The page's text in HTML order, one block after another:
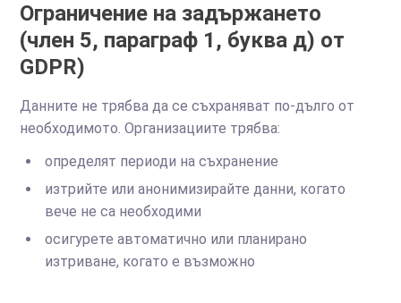
Ограничение на задържането
(член 5, параграф 1, буква д) от
GDPR)
Данните не трябва да се съхраняват по-дълго от
необходимото. Организациите трябва:
определят периоди на съхранение
изтрийте или анонимизирайте данни, когато
вече не са необходими
осигурете автоматично или планирано
изтриване, когато е възможно